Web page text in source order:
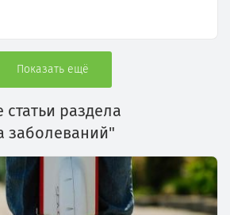
Показать ещё
статьи раздела
заболеваний"